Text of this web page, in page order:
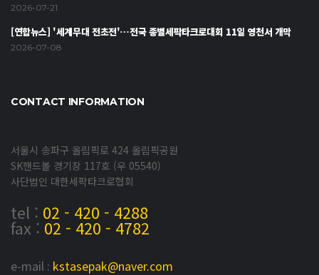
2026-07-21
[연합뉴스] '세계무대 전초전'…전국 종별세팍타크로대회 11일 영천서 개막
2026-07-08
CONTACT INFORMATION
서울시 송파구 올림픽로 424 올림픽공원
SK핸드볼 경기장 117호 (우 05540)
사단법인 대한세팍타크로협회
tel : 02 - 420 - 4288
fax : 02 - 420 - 4782
e-mail : kstasepak@naver.com